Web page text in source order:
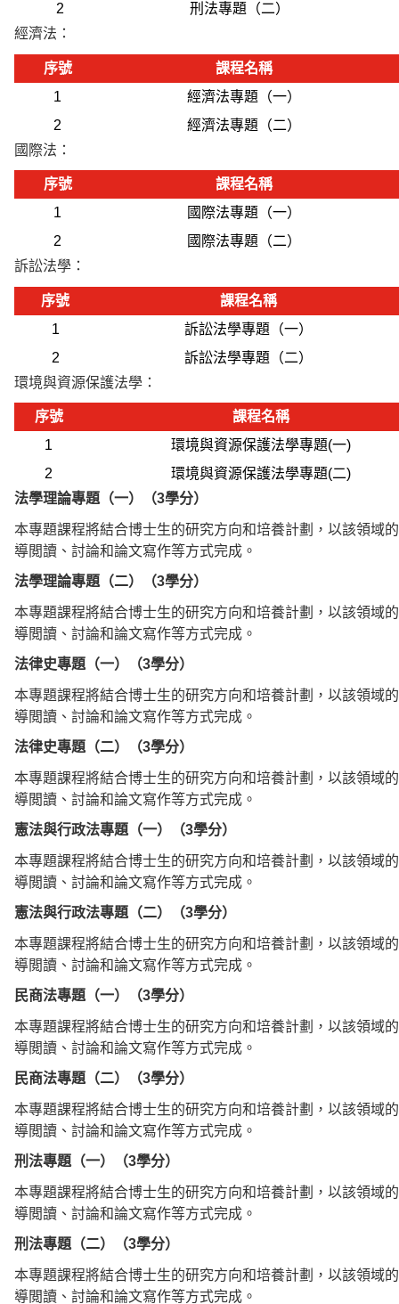
2
刑法專題（二）
經濟法：
序號
課程名稱
1
經濟法專題（一）
2
經濟法專題（二）
國際法：
序號
課程名稱
1
國際法專題（一）
2
國際法專題（二）
訴訟法學：
序號
課程名稱
1
訴訟法學專題（一）
2
訴訟法學專題（二）
環境與資源保護法學：
序號
課程名稱
1
環境與資源保護法學專題(一)
2
環境與資源保護法學專題(二)
法學理論專題（一）（3學分）
本專題課程將結合博士生的研究方向和培養計劃，以該領域
導閲讀、討論和論文寫作等方式完成。
法學理論專題（二）（3學分）
本專題課程將結合博士生的研究方向和培養計劃，以該領域
導閲讀、討論和論文寫作等方式完成。
法律史專題（一）（3學分）
本專題課程將結合博士生的研究方向和培養計劃，以該領域
導閲讀、討論和論文寫作等方式完成。
法律史專題（二）（3學分）
本專題課程將結合博士生的研究方向和培養計劃，以該領域
導閲讀、討論和論文寫作等方式完成。
憲法與行政法專題（一）（3學分）
本專題課程將結合博士生的研究方向和培養計劃，以該領域
導閲讀、討論和論文寫作等方式完成。
憲法與行政法專題（二）（3學分）
本專題課程將結合博士生的研究方向和培養計劃，以該領域
導閲讀、討論和論文寫作等方式完成。
民商法專題（一）（3學分）
本專題課程將結合博士生的研究方向和培養計劃，以該領域
導閲讀、討論和論文寫作等方式完成。
民商法專題（二）（3學分）
本專題課程將結合博士生的研究方向和培養計劃，以該領域
導閲讀、討論和論文寫作等方式完成。
刑法專題（一）（3學分）
本專題課程將結合博士生的研究方向和培養計劃，以該領域
導閲讀、討論和論文寫作等方式完成。
刑法專題（二）（3學分）
本專題課程將結合博士生的研究方向和培養計劃，以該領域
導閲讀、討論和論文寫作等方式完成。